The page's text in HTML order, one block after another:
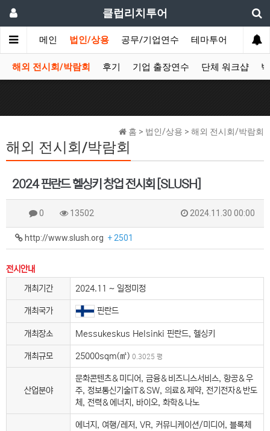
클럽리치투어
메인 법인/상용 공무/기업연수 테마투어 데이투
해외 전시회/박람회 후기 기업 출장연수 단체 워크샵
홈 > 법인/상용 > 해외 전시회/박람회
해외 전시회/박람회
2024 핀란드 헬싱키 창업 전시회 [SLUSH]
0 13502 2024.11.30 00:00
http://www.slush.org + 2501
전시안내
개최기간
2024.11 ~ 일정미정
개최국가 핀란드
개최장소 Messukeskus Helsinki 핀란드, 헬싱키
개최규모 25000sqm(㎡) 0.3025 평
산업분야
문화콘텐츠＆미디어, 금융＆비즈니스서비스, 항공＆우
주, 정보통신기술IT＆SW, 의료＆제약, 전기전자＆반도
체, 전력＆에너지, 바이오, 화학＆나노
에너지, 여행/레저, VR, 커뮤니케이션/미디어, 블록체